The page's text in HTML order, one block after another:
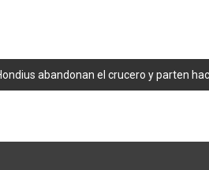
abandonan el crucero y parten